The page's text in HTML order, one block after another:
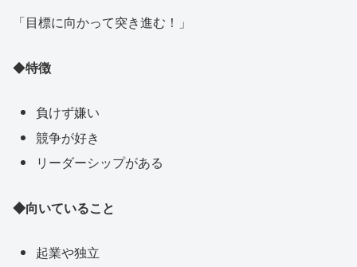
「目標に向かって突き進む！」
◆特徴
負けず嫌い
競争が好き
リーダーシップがある
◆向いていること
起業や独立